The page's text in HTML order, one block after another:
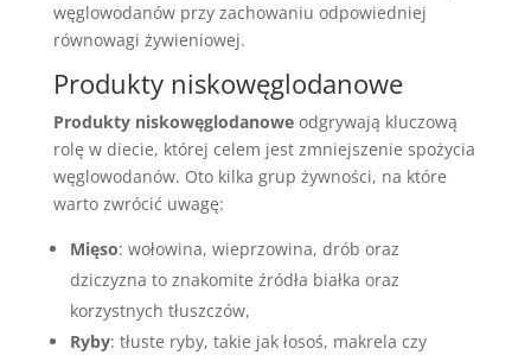
węglowodanów przy zachowaniu odpowiedniej
równowagi żywieniowej.
Produkty niskowęglodanowe
Produkty niskowęglodanoweodgrywają kluczową
rolę w diecie, której celem jest zmniejszenie spożycia
węglowodanów. Oto kilka grup żywności, na które
warto zwrócić uwagę:
Mięso: wołowina, wieprzowina, drób oraz
dziczyzna to znakomite źródła białka oraz
korzystnych tłuszczów,
Ryby: tłuste ryby, takie jak łosoś, makrela czy